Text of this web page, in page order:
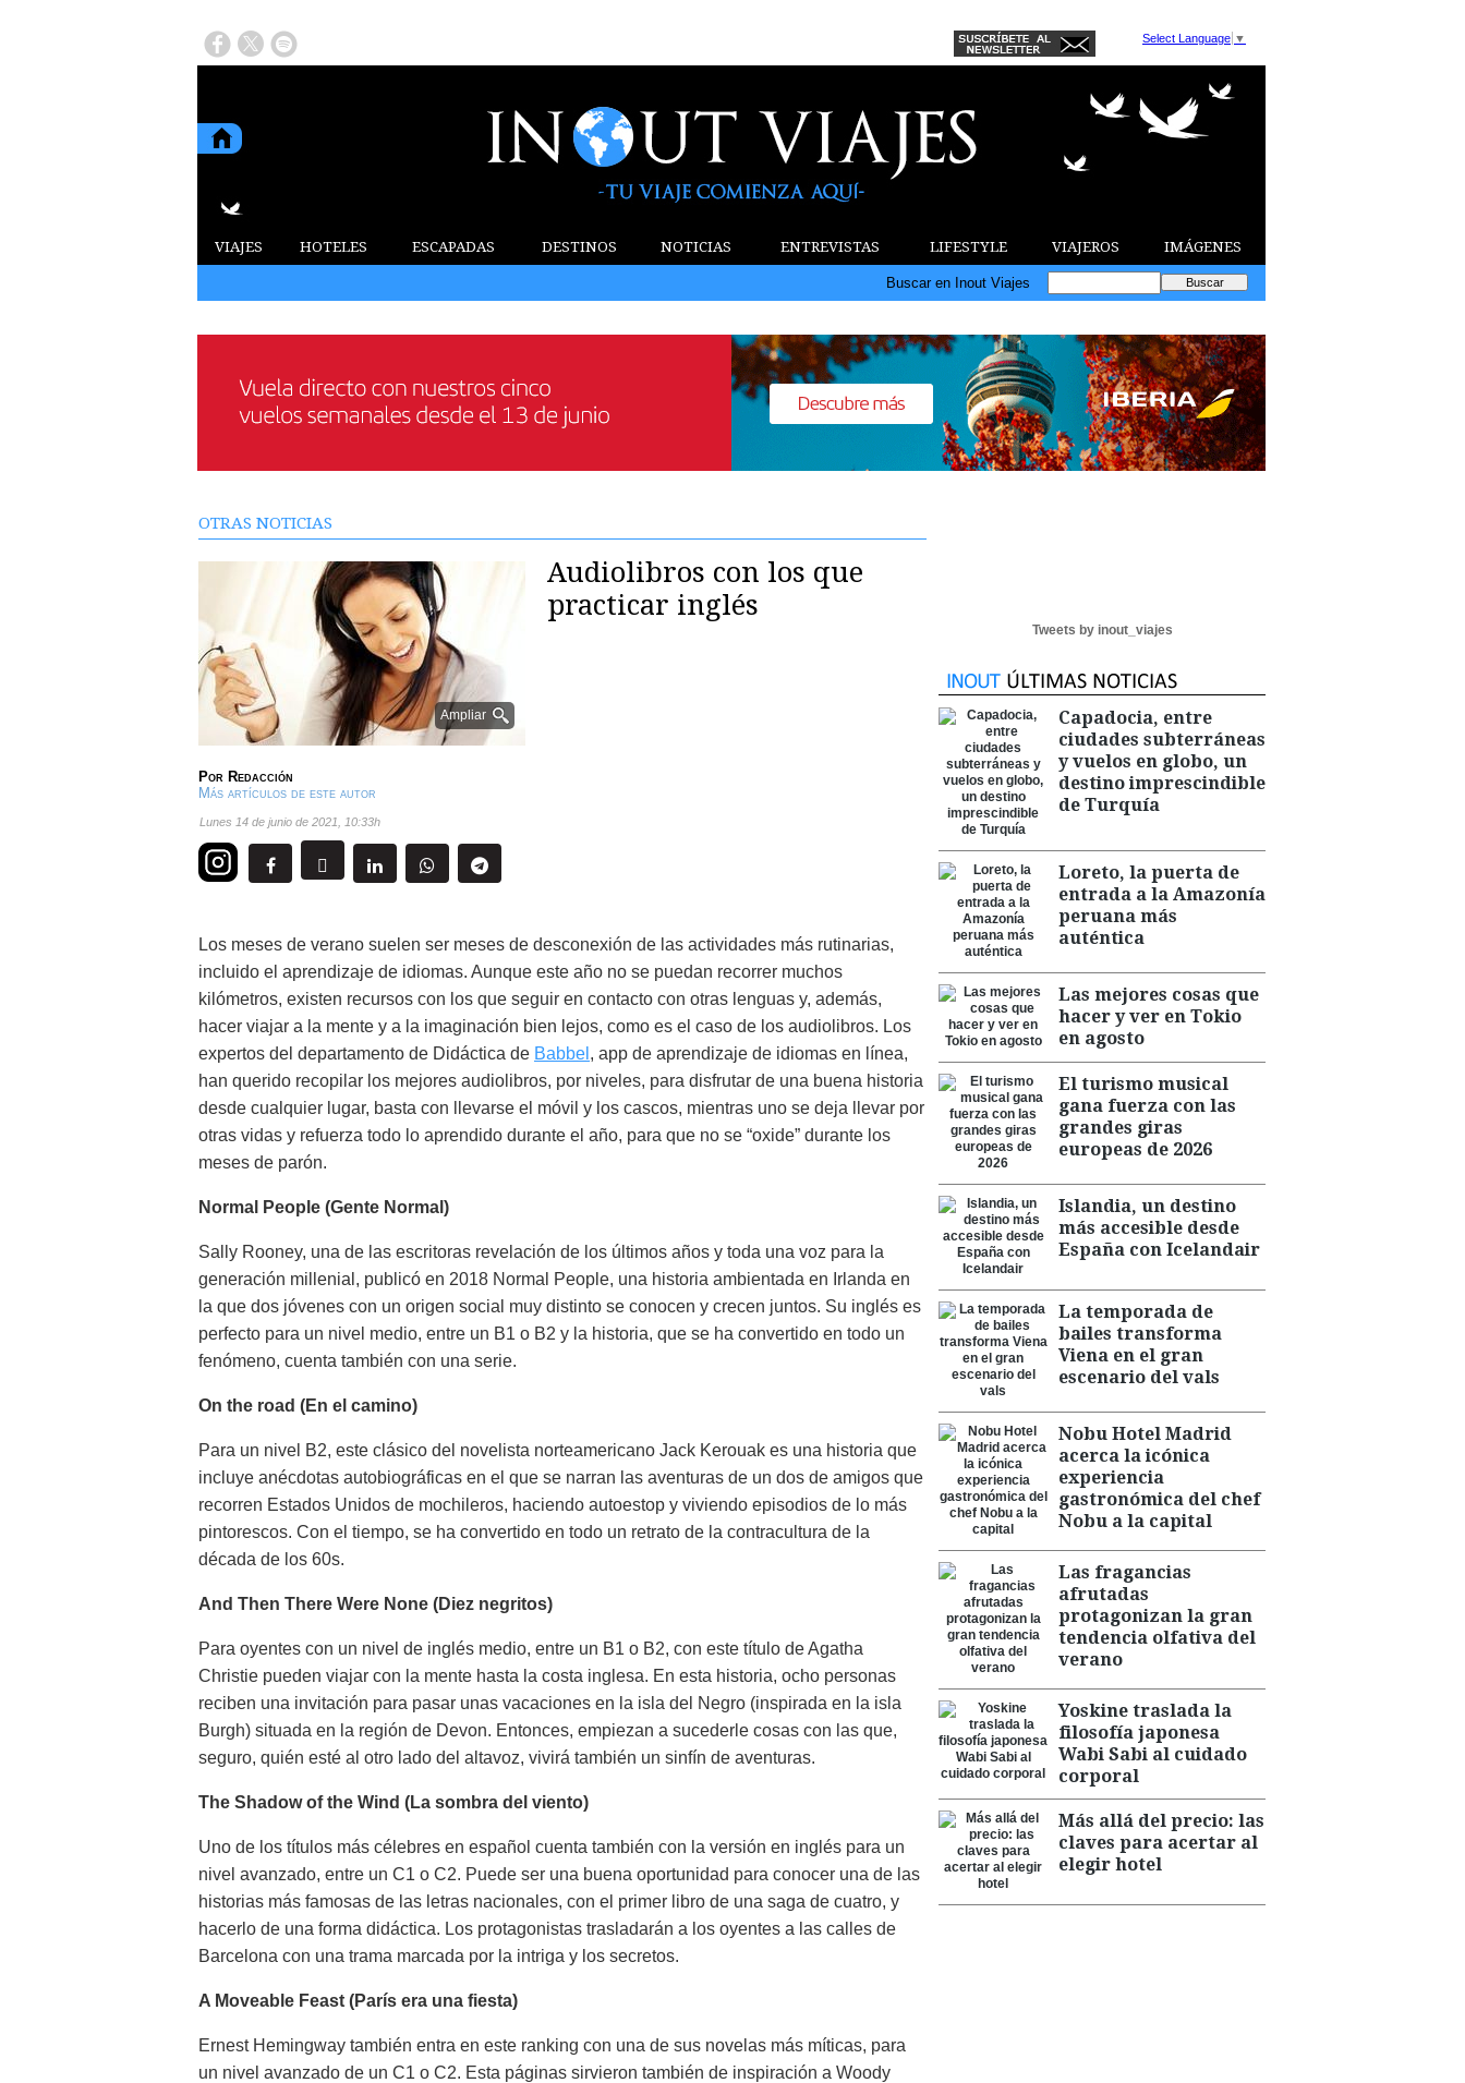
Select Language ▼
VIAJES HOTELES ESCAPADAS DESTINOS NOTICIAS ENTREVISTAS LIFESTYLE VIAJEROS IMÁGENES
Buscar en Inout Viajes
OTRAS NOTICIAS
Ampliar
Audiolibros con los que
practicar inglés
Por Redacción
Más artículos de este autor
lunes 14 de junio de 2021 10:33h
Los meses de verano suelen ser meses de desconexión de las actividades más rutinarias,
incluido el aprendizaje de idiomas. Aunque este año no se puedan recorrer muchos
kilómetros, existen recursos con los que seguir en contacto con otras lenguas y, además,
hacer viajar a la mente y a la imaginación bien lejos, como es el caso de los audiolibros. Los
expertos del departamento de Didáctica de Babbel , app de aprendizaje de idiomas en línea,
han querido recopilar los mejores audiolibros, por niveles, para disfrutar de una buena historia
desde cualquier lugar, basta con llevarse el móvil y los cascos, mientras uno se deja llevar por
otras vidas y refuerza todo lo aprendido durante el año, para que no se “oxide” durante los
meses de parón.
Normal People (Gente Normal)
Sally Rooney, una de las escritoras revelación de los últimos años y toda una voz para la
generación millenial, publicó en 2018 Normal People, una historia ambientada en Irlanda en
la que dos jóvenes con un origen social muy distinto se conocen y crecen juntos. Su inglés es
perfecto para un nivel medio, entre un B1 o B2 y la historia, que se ha convertido en todo un
fenómeno, cuenta también con una serie.
On the road (En el camino)
Para un nivel B2, este clásico del novelista norteamericano Jack Kerouak es una historia que
incluye anécdotas autobiográficas en el que se narran las aventuras de un dos de amigos que
recorren Estados Unidos de mochileros, haciendo autoestop y viviendo episodios de lo más
pintorescos. Con el tiempo, se ha convertido en todo un retrato de la contracultura de la
década de los 60s.
And Then There Were None (Diez negritos)
Para oyentes con un nivel de inglés medio, entre un B1 o B2, con este título de Agatha
Christie pueden viajar con la mente hasta la costa inglesa. En esta historia, ocho personas
reciben una invitación para pasar unas vacaciones en la isla del Negro (inspirada en la isla
Burgh) situada en la región de Devon. Entonces, empiezan a sucederle cosas con las que,
seguro, quién esté al otro lado del altavoz, vivirá también un sinfín de aventuras.
The Shadow of the Wind (La sombra del viento)
Uno de los títulos más célebres en español cuenta también con la versión en inglés para un
nivel avanzado, entre un C1 o C2. Puede ser una buena oportunidad para conocer una de las
historias más famosas de las letras nacionales, con el primer libro de una saga de cuatro, y
hacerlo de una forma didáctica. Los protagonistas trasladarán a los oyentes a las calles de
Barcelona con una trama marcada por la intriga y los secretos.
A Moveable Feast (París era una fiesta)
Ernest Hemingway también entra en este ranking con una de sus novelas más míticas, para
un nivel avanzado de un C1 o C2. Esta páginas sirvieron también de inspiración a Woody
Tweets by inout_viajes
Capadocia, entre
ciudades subterráneas
y vuelos en globo, un
destino imprescindible
de Turquía
Loreto, la puerta de
entrada a la Amazonía
peruana más
auténtica
Las mejores cosas que
hacer y ver en Tokio
en agosto
El turismo musical
gana fuerza con las
grandes giras
europeas de 2026
Islandia, un destino
más accesible desde
España con Icelandair
La temporada de
bailes transforma
Viena en el gran
escenario del vals
Nobu Hotel Madrid
acerca la icónica
experiencia
gastronómica del chef
Nobu a la capital
Las fragancias
afrutadas
protagonizan la gran
tendencia olfativa del
verano
Yoskine traslada la
filosofía japonesa
Wabi Sabi al cuidado
corporal
Más allá del precio: las
claves para acertar al
elegir hotel